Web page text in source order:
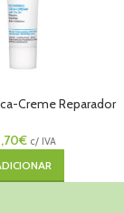
Creme Reparador
€ c/ IVA